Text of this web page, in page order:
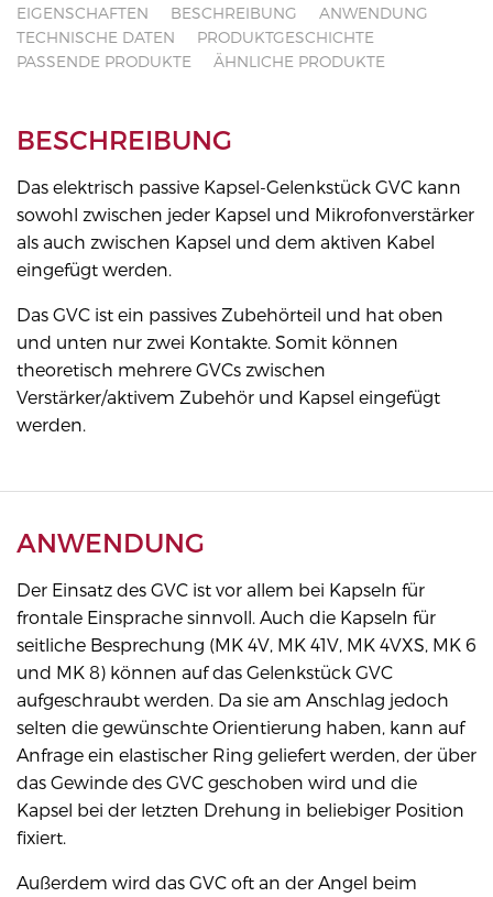
EIGENSCHAFTEN BESCHREIBUNG
ANWENDUNG
TECHNISCHE DATEN
PRODUKTGESCHICHTE
PASSENDE PRODUKTE
ÄHNLICHE PRODUKTE
BESCHREIBUNG
Das elektrisch passive Kapsel-Gelenkstück GVC kann
sowohl zwischen jeder Kapsel und Mikrofonverstärker
als auch zwischen Kapsel und dem aktiven Kabel
eingefügt werden.
Das GVC ist ein passives Zubehörteil und hat oben
und unten nur zwei Kontakte. Somit können
theoretisch mehrere GVCs zwischen
Verstärker/aktivem Zubehör und Kapsel eingefügt
werden.
ANWENDUNG
Der Einsatz des GVC ist vor allem bei Kapseln für
frontale Einsprache sinnvoll. Auch die Kapseln für
seitliche Besprechung (MK 4V, MK 41V, MK 4VXS, MK 6
und MK 8) können auf das Gelenkstück GVC
aufgeschraubt werden. Da sie am Anschlag jedoch
selten die gewünschte Orientierung haben, kann auf
Anfrage ein elastischer Ring geliefert werden, der über
das Gewinde des GVC geschoben wird und die
Kapsel bei der letzten Drehung in beliebiger Position
fixiert.
Außerdem wird das GVC oft an der Angel beim